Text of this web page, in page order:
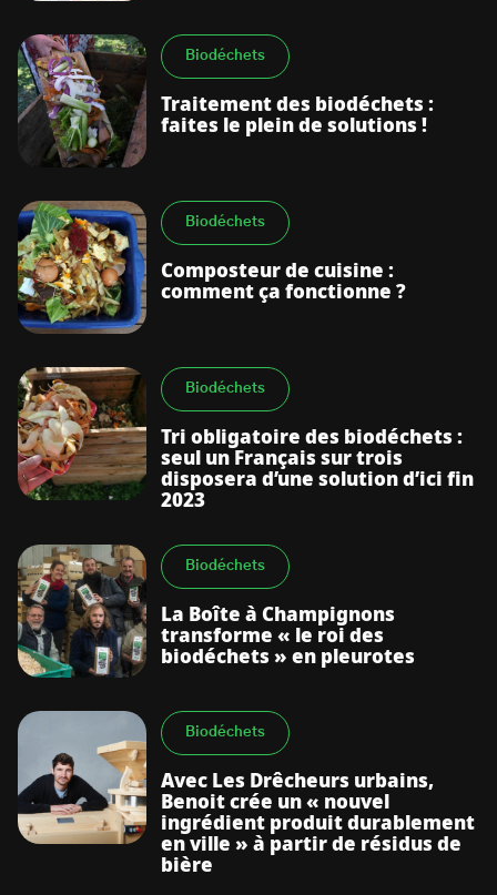
Biodéchets
Traitement des biodéchets :
faites le plein de solutions !
Biodéchets
Composteur de cuisine :
comment ça fonctionne ?
Biodéchets
Tri obligatoire des biodéchets :
seul un Français sur trois
disposera d’une solution d’ici fin
2023
Biodéchets
La Boîte à Champignons
transforme « le roi des
biodéchets » en pleurotes
Biodéchets
Avec Les Drêcheurs urbains,
Benoit crée un « nouvel
ingrédient produit durablement
en ville » à partir de résidus de
bière